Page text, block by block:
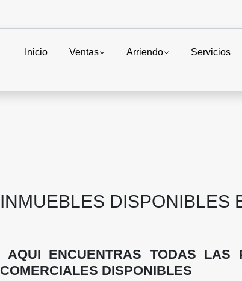
Inicio Ventas Arriendo Servicios
INMUEBLES DISPONIBLES
AQUI ENCUENTRAS TODAS LAS
COMERCIALES DISPONIBLES